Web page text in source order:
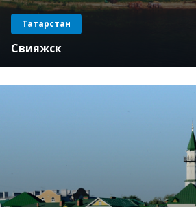
Татарстан
Свияжск